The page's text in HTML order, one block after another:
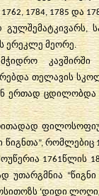
1762, 1784, 1785და
გულშემატკივარს,
ერეკლე მეორე.
მჭიდრო
კავშირში
თელავის
ერთად ცდილობდა
წიგნთა”,რომლებიც
1761წლის
უთარგმნია“წიგნი
‘დიდი